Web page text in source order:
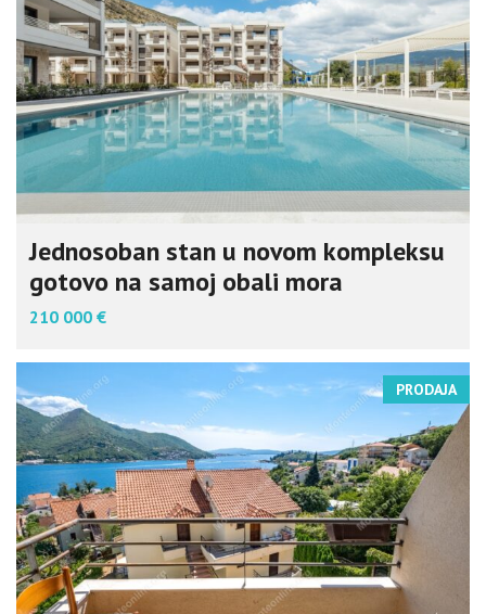
Jednosoban stan u novom kompleksu
gotovo na samoj obali mora
210 000 €
PRODAJA